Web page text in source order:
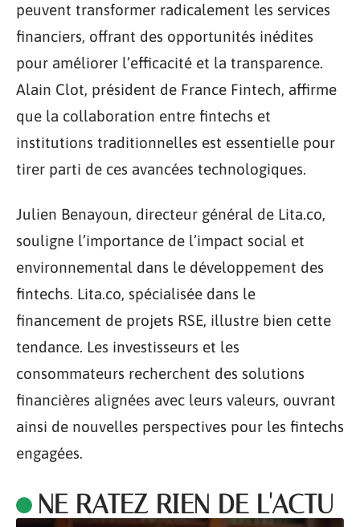
peuvent transformer radicalement les services
financiers, offrant des opportunités inédites
pour améliorer l’efficacité et la transparence.
Alain Clot, président de France Fintech, affirme
que la collaboration entre fintechs et
institutions traditionnelles est essentielle pour
tirer parti de ces avancées technologiques.
Julien Benayoun, directeur général de Lita.co,
souligne l’importance de l’impact social et
environnemental dans le développement des
fintechs. Lita.co, spécialisée dans le
financement de projets RSE, illustre bien cette
tendance. Les investisseurs et les
consommateurs recherchent des solutions
financières alignées avec leurs valeurs, ouvrant
ainsi de nouvelles perspectives pour les fintechs
engagées.
NE RATEZ RIEN DE L'ACTU